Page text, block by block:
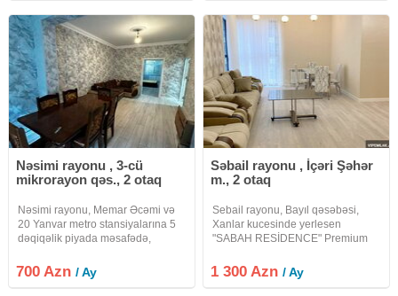
Nəsimi rayonu , 3-cü
mikrorayon qəs., 2 otaq
Nəsimi rayonu, Memar Əcəmi və
20 Yanvar metro stansiyalarına 5
dəqiqəlik piyada məsafədə,
yerləşən 5 mərtəbəli binanın 1-ci
mərtəbəsində 2 otaqlı mənzil
700 Azn/ Ay
Səbail rayonu , İçəri Şəhər
m., 2 otaq
Sebail rayonu, Bayıl qəsəbəsi,
Xanlar kucesinde yerlesen
"SABAH RESİDENCE" Premium
otaqli ela temirli menzil kirayeye
verilir. 18/8, 83kv.m., san.qovsaqi,
1 300 Azn/ Ay